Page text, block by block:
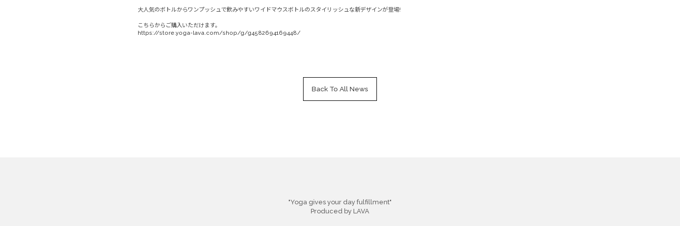
大人気のボトルからワンプッシュで飲みやすいワイドマウスボトルのスタイリッシュな新デザインが登場!
こちらからご購入いただけます。
https://store.yoga-lava.com/shop/g/g4582694169448/
Back To All News
"Yoga gives your day fulfillment"
Produced by LAVA